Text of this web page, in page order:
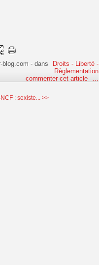
blog.com - dans
Droits - Liberté -
Règlementation
commenter cet article
: sexiste... >>